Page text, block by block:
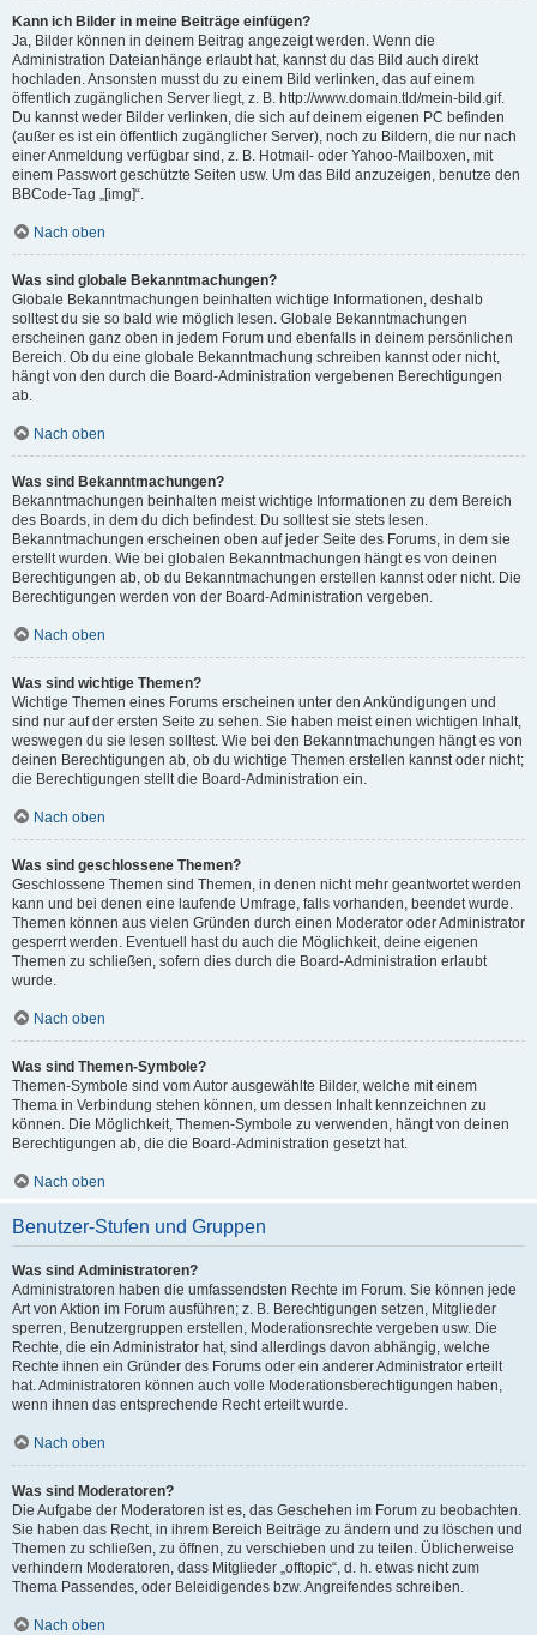
Kann ich Bilder in meine Beiträge einfügen?
Ja, Bilder können in deinem Beitrag angezeigt werden. Wenn die
Administration Dateianhänge erlaubt hat, kannst du das Bild auch direkt
hochladen. Ansonsten musst du zu einem Bild verlinken, das auf einem
öffentlich zugänglichen Server liegt, z. B. http://www.domain.tld/mein-bild.gif.
Du kannst weder Bilder verlinken, die sich auf deinem eigenen PC befinden
(außer es ist ein öffentlich zugänglicher Server), noch zu Bildern, die nur nach
einer Anmeldung verfügbar sind, z. B. Hotmail- oder Yahoo-Mailboxen, mit
einem Passwort geschützte Seiten usw. Um das Bild anzuzeigen, benutze den
BBCode-Tag „[img]“.
Nach oben
Was sind globale Bekanntmachungen?
Globale Bekanntmachungen beinhalten wichtige Informationen, deshalb
solltest du sie so bald wie möglich lesen. Globale Bekanntmachungen
erscheinen ganz oben in jedem Forum und ebenfalls in deinem persönlichen
Bereich. Ob du eine globale Bekanntmachung schreiben kannst oder nicht,
hängt von den durch die Board-Administration vergebenen Berechtigungen
ab.
Nach oben
Was sind Bekanntmachungen?
Bekanntmachungen beinhalten meist wichtige Informationen zu dem Bereich
des Boards, in dem du dich befindest. Du solltest sie stets lesen.
Bekanntmachungen erscheinen oben auf jeder Seite des Forums, in dem sie
erstellt wurden. Wie bei globalen Bekanntmachungen hängt es von deinen
Berechtigungen ab, ob du Bekanntmachungen erstellen kannst oder nicht. Die
Berechtigungen werden von der Board-Administration vergeben.
Nach oben
Was sind wichtige Themen?
Wichtige Themen eines Forums erscheinen unter den Ankündigungen und
sind nur auf der ersten Seite zu sehen. Sie haben meist einen wichtigen Inhalt,
weswegen du sie lesen solltest. Wie bei den Bekanntmachungen hängt es von
deinen Berechtigungen ab, ob du wichtige Themen erstellen kannst oder nicht;
die Berechtigungen stellt die Board-Administration ein.
Nach oben
Was sind geschlossene Themen?
Geschlossene Themen sind Themen, in denen nicht mehr geantwortet werden
kann und bei denen eine laufende Umfrage, falls vorhanden, beendet wurde.
Themen können aus vielen Gründen durch einen Moderator oder Administrator
gesperrt werden. Eventuell hast du auch die Möglichkeit, deine eigenen
Themen zu schließen, sofern dies durch die Board-Administration erlaubt
wurde.
Nach oben
Was sind Themen-Symbole?
Themen-Symbole sind vom Autor ausgewählte Bilder, welche mit einem
Thema in Verbindung stehen können, um dessen Inhalt kennzeichnen zu
können. Die Möglichkeit, Themen-Symbole zu verwenden, hängt von deinen
Berechtigungen ab, die die Board-Administration gesetzt hat.
Nach oben
Benutzer-Stufen und Gruppen
Was sind Administratoren?
Administratoren haben die umfassendsten Rechte im Forum. Sie können jede
Art von Aktion im Forum ausführen; z. B. Berechtigungen setzen, Mitglieder
sperren, Benutzergruppen erstellen, Moderationsrechte vergeben usw. Die
Rechte, die ein Administrator hat, sind allerdings davon abhängig, welche
Rechte ihnen ein Gründer des Forums oder ein anderer Administrator erteilt
hat. Administratoren können auch volle Moderationsberechtigungen haben,
wenn ihnen das entsprechende Recht erteilt wurde.
Nach oben
Was sind Moderatoren?
Die Aufgabe der Moderatoren ist es, das Geschehen im Forum zu beobachten.
Sie haben das Recht, in ihrem Bereich Beiträge zu ändern und zu löschen und
Themen zu schließen, zu öffnen, zu verschieben und zu teilen. Üblicherweise
verhindern Moderatoren, dass Mitglieder „offtopic“, d. h. etwas nicht zum
Thema Passendes, oder Beleidigendes bzw. Angreifendes schreiben.
Nach oben